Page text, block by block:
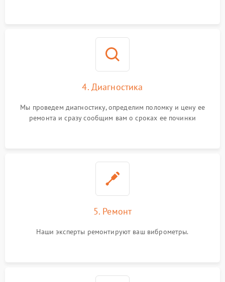
4. Диагностика
Мы проведем диагностику, определим поломку и цену ее
ремонта и сразу сообщим вам о сроках ее починки
5. Ремонт
Наши эксперты ремонтируют ваш виброметры.